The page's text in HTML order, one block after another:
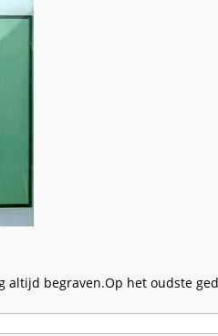
begraven.Op het oudste